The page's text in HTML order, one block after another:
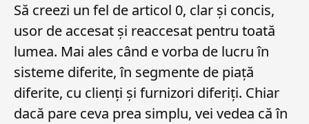
Să creezi un fel de articol 0, clar și concis,
usor de accesat și reaccesat pentru toată
lumea. Mai ales când e vorba de lucru în
sisteme diferite, în segmente de piață
diferite, cu clienți și furnizori diferiți. Chiar
dacă pare ceva prea simplu, vei vedea că în